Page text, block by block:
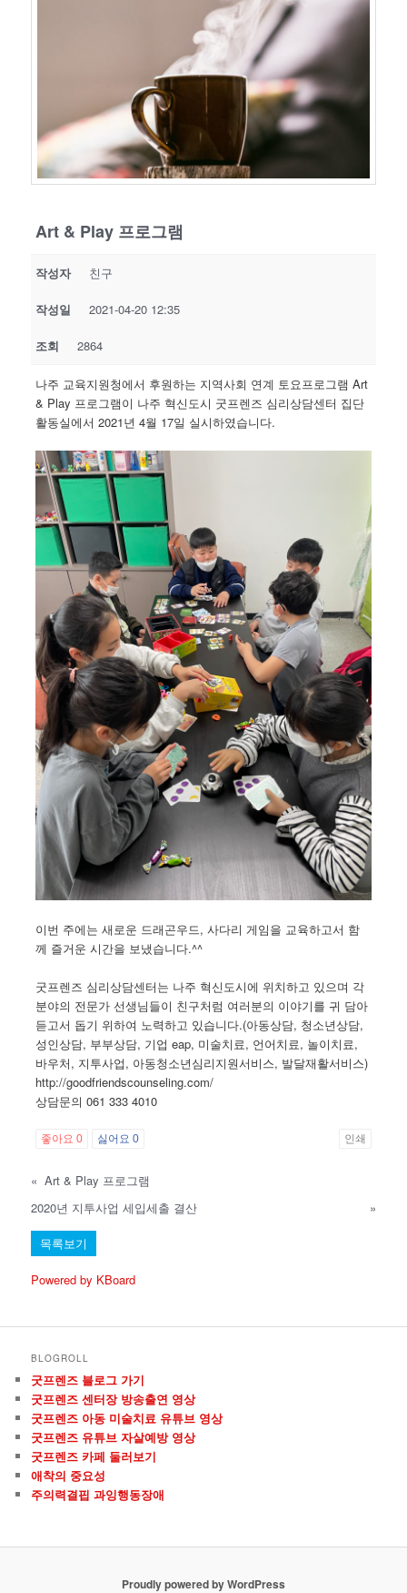
Art & Play 프로그램
작성자 친구
작성일 2021-04-20 12:35
조회 2864
나주 교육지원청에서 후원하는 지역사회 연계 토요프로그램 Art
& Play 프로그램이 나주 혁신도시 굿프렌즈 심리상담센터 집단
활동실에서 2021년 4월 17일 실시하였습니다.
​이번 주에는 새로운 드래곤우드, 사다리 게임을 교육하고서 함
께 즐거운 시간을 보냈습니다.^^
굿프렌즈 심리상담센터는 나주 혁신도시에 위치하고 있으며 각
분야의 전문가 선생님들이 친구처럼 여러분의 이야기를 귀 담아
듣고서 돕기 위하여 노력하고 있습니다.(아동상담, 청소년상담,
성인상담, 부부상담, 기업 eap, 미술치료, 언어치료, 놀이치료,
바우처, 지투사업, 아동청소년심리지원서비스, 발달재활서비스)
http://goodfriendscounseling.com/
상담문의 061 333 4010
좋아요0 싫어요0 인쇄
« Art & Play 프로그램
2020년 지투사업 세입세출 결산
»
목록보기
Powered by KBoard
BLOGROLL
굿프렌즈 블로그 가기
굿프렌즈 센터장 방송출연 영상
굿프렌즈 아동 미술치료 유튜브 영상
굿프렌즈 유튜브 자살예방 영상
굿프렌즈 카페 둘러보기
애착의 중요성
주의력결핍 과잉행동장애
Proudly powered by WordPress